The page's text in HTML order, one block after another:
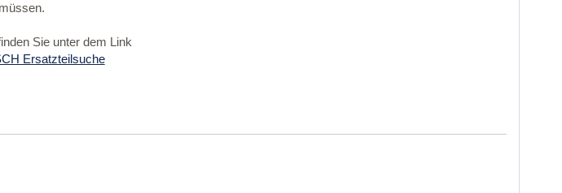
Sie unter dem Link
Ersatzteilsuche